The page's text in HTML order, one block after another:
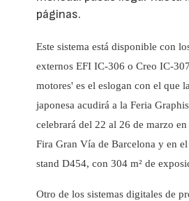
páginas.
Este sistema está disponible con
externos EFI IC-306 o Creo IC-
motores' es el eslogan con el que
japonesa acudirá a la Feria
celebrará del 22 al 26 de marzo
Fira Gran Vía de Barcelona y en
stand D454, con 304 m² de
Otro de los sistemas digitales de